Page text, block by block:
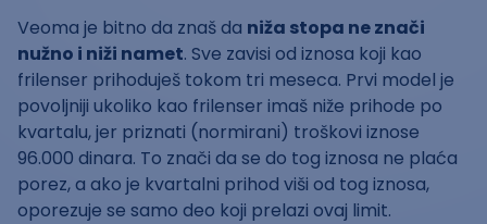
Veoma je bitno da znaš da niža stopa ne znači
nužno i niži namet. Sve zavisi od iznosa koji kao
frilenser prihoduješ tokom tri meseca. Prvi model je
povoljniji ukoliko kao frilenser imaš niže prihode po
kvartalu, jer priznati (normirani) troškovi iznose
96.000 dinara. To znači da se do tog iznosa ne plaća
porez, a ako je kvartalni prihod viši od tog iznosa,
oporezuje se samo deo koji prelazi ovaj limit.